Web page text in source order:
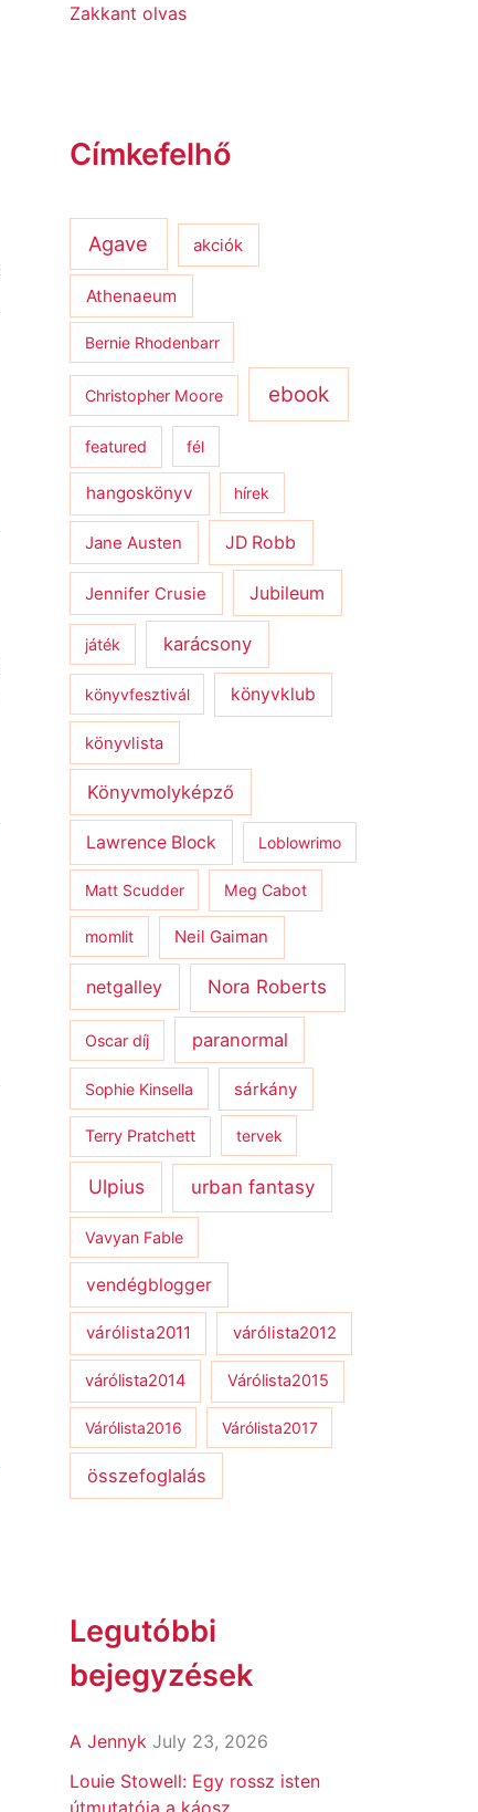
Zakkant olvas
Címkefelhő
Agave akciók
Athenaeum
Bernie Rhodenbarr
Christopher Moore ebook
featured fél
hangoskönyv hírek
Jane Austen JD Robb
Jennifer Crusie Jubileum
játék karácsony
könyvfesztivál könyvklub
könyvlista
Könyvmolyképző
Lawrence Block Loblowrimo
Matt Scudder Meg Cabot
momlit Neil Gaiman
netgalley Nora Roberts
Oscar díj paranormal
Sophie Kinsella sárkány
Terry Pratchett tervek
Ulpius urban fantasy
Vavyan Fable
vendégblogger
várólista2011 várólista2012
várólista2014 Várólista2015
Várólista2016 Várólista2017
összefoglalás
Legutóbbi
bejegyzések
A Jennyk July 23, 2026
Louie Stowell: Egy ​rossz isten